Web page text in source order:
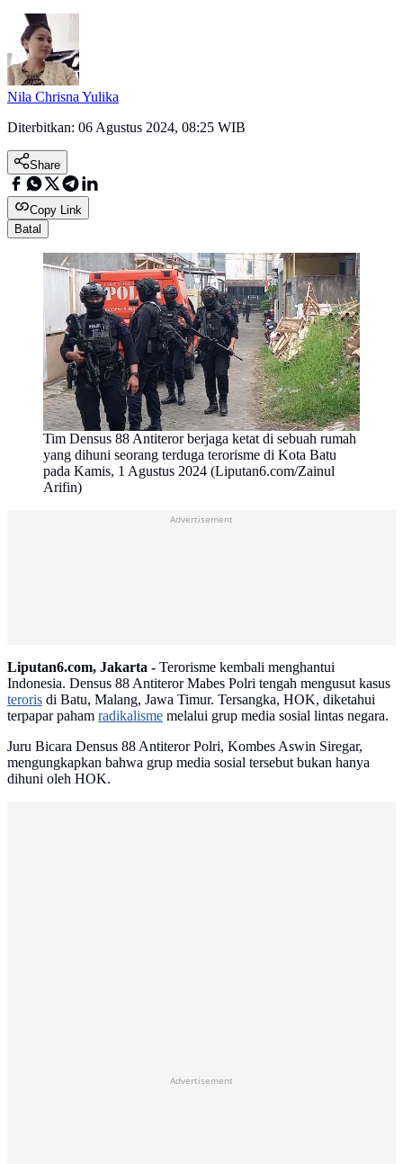
Nila Chrisna Yulika
Diterbitkan: 06 Agustus 2024, 08:25 WIB
Share
Copy Link
Batal
Tim Densus 88 Antiteror berjaga ketat di sebuah rumah
yang dihuni seorang terduga terorisme di Kota Batu
pada Kamis, 1 Agustus 2024 (Liputan6.com/Zainul
Arifin)
Advertisement
Liputan6.com, Jakarta - Terorisme kembali menghantui
Indonesia. Densus 88 Antiteror Mabes Polri tengah mengusut kasus
teroris di Batu, Malang, Jawa Timur. Tersangka, HOK, diketahui
terpapar paham radikalisme melalui grup media sosial lintas negara.
Juru Bicara Densus 88 Antiteror Polri, Kombes Aswin Siregar,
mengungkapkan bahwa grup media sosial tersebut bukan hanya
dihuni oleh HOK.
Advertisement